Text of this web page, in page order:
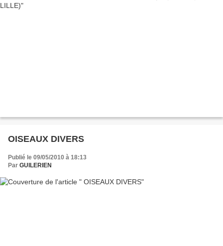
OISEAUX DIVERS
Publié le 09/05/2010 à 18:13
Par GUILERIEN